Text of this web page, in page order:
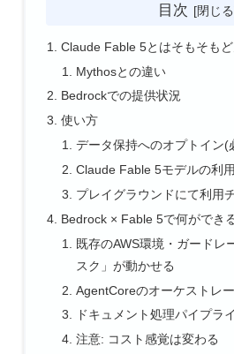
目次
Claude Fable 5とはそもそも
Mythosとの違い
Bedrockでの提供状況
使い方
データ保持へのオプトイン(
Claude Fable 5モデルの利
プレイグラウンドにて利用
Bedrock × Fable 5で何ができ
既存のAWS環境・ガードレ
スク」が動かせる
AgentCoreのオーケストレ
ドキュメント処理パイプラ
注意: コスト感覚は変わる